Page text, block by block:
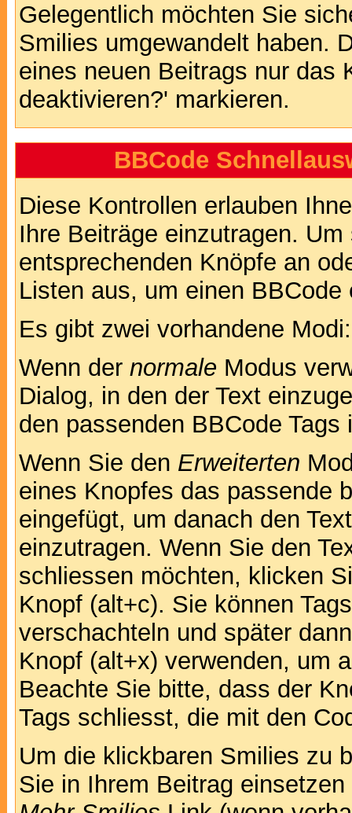
Gelegentlich möchten Sie
Smilies umgewandelt haben.
eines neuen Beitrags nur das
deaktivieren?' markieren.
BBCode
Diese Kontrollen erlauben
Ihre Beiträge einzutragen.
entsprechenden Knöpfe an
Listen aus, um einen BBCode
Es gibt zwei vorhandene
Wenn der normale Modus
Dialog, in den der Text
den passenden BBCode
Wenn Sie den Erweiterten
eines Knopfes das passende
eingefügt, um danach den
einzutragen. Wenn Sie den
schliessen möchten, klicken
Knopf (alt+c). Sie können
verschachteln und später
Knopf (alt+x) verwenden, um
Beachte Sie bitte, dass der
Tags schliesst, die mit den
Um die klickbaren Smilies zu
Sie in Ihrem Beitrag